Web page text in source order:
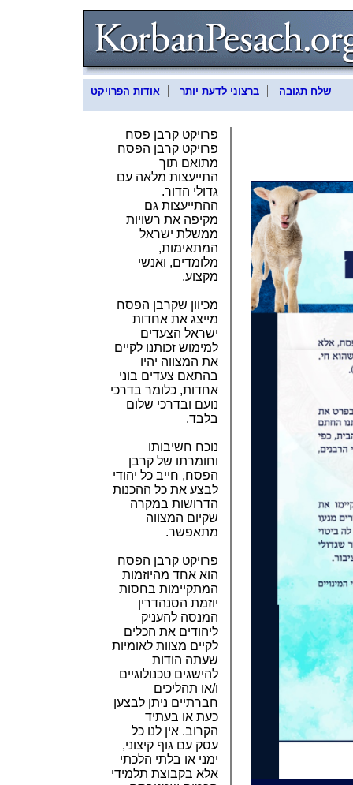
שלח תגובה ברצוני לדעת יותר אודות הפרויקט
פרויקט קרבן פסח
פרויקט קרבן הפסח
מתואם תוך
התייעצות מלאה עם
גדולי הדור.
ההתייעצות גם
מקיפה את רשויות
ממשלת ישראל
המתאימות,
מלומדים, ואנשי
מקצוע.
מכיוון שקרבן הפסח
מייצג את אחדות
ישראל הצעדים
למימוש זכותנו לקיים
את המצווה יהיו
בהתאם צעדים בוני
אחדות, כלומר בדרכי
נועם ובדרכי שלום
בלבד.
נוכח חשיבותו
וחומרתו של קרבן
הפסח, חייב כל יהודי
לבצע את כל ההכנות
הדרושות במקרה
שקיום המצווה
מתאפשר.
פרויקט קרבן הפסח
הוא אחד מהיוזמות
המתקיימות בחסות
יוזמת הסנהדרין
המנסה להעניק
ליהודים את הכלים
לקיים מצוות לאומיות
שעתה הודות
להישגים טכנולוגיים
ו/או תהליכים
חברתיים ניתן לבצען
כעת או בעתיד
הקרוב. אין לנו כל
עסק עם גוף קיצוני,
ימני או בלתי הלכתי
אלא בקבוצת תלמידי